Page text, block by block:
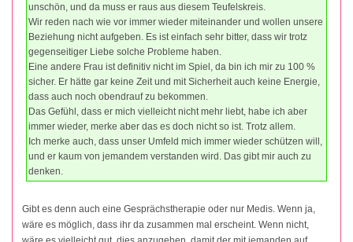
unschön, und da muss er raus aus diesem Teufelskreis.
Wir reden nach wie vor immer wieder miteinander und wollen unsere
Beziehung nicht aufgeben. Es ist einfach sehr bitter, dass wir trotz
gegenseitiger Liebe solche Probleme haben.
Eine andere Frau ist definitiv nicht im Spiel, da bin ich mir zu 100 %
sicher. Er hätte gar keine Zeit und mit Sicherheit auch keine Energie,
dass auch noch obendrauf zu bekommen.
Das Gefühl, dass er mich vielleicht nicht mehr liebt, habe ich aber
immer wieder, merke aber das es doch nicht so ist. Trotz allem.
Ich merke auch, dass unser Umfeld mich immer wieder schützen will,
und er kaum von jemandem verstanden wird. Das gibt mir auch zu
denken.
Gibt es denn auch eine Gesprächstherapie oder nur Medis. Wenn ja,
wäre es möglich, dass ihr da zusammen mal erscheint. Wenn nicht,